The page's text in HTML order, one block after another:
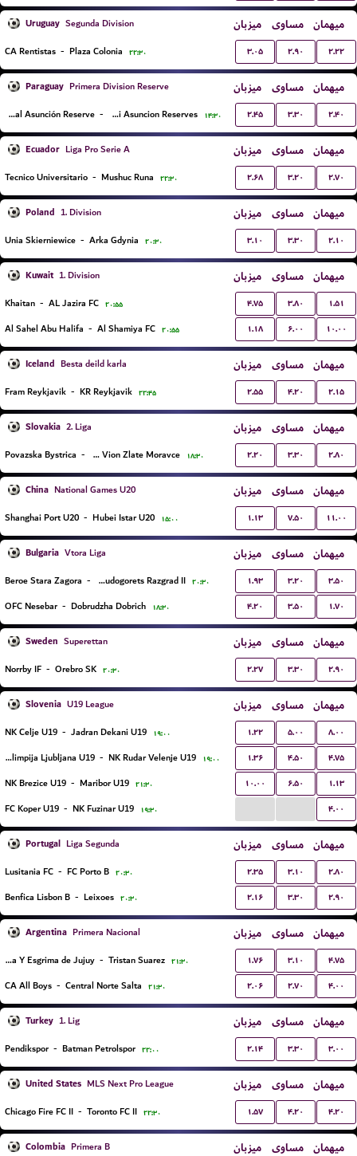
Uruguay Segunda Division میزبان مساوی میهمان
CA Rentistas - Plaza Colonia ۲۲:۳۰ ۳.۰۵ ۲.۹۰ ۲.۲۲
Paraguay Primera Division Reserve میزبان مساوی میهمان
Nacional Asunción Reserve - Club Guarani Asuncion Reserves ۱۴:۳۰ ۲.۴۵ ۳.۳۰ ۲.۴۰
Ecuador Liga Pro Serie A میزبان مساوی میهمان
Tecnico Universitario - Mushuc Runa ۲۲:۳۰ ۲.۶۸ ۳.۲۰ ۲.۷۰
Poland 1. Division میزبان مساوی میهمان
Unia Skierniewice - Arka Gdynia ۲۰:۳۰ ۳.۱۰ ۳.۳۰ ۲.۱۰
Kuwait 1. Division میزبان مساوی میهمان
Khaitan - AL Jazira FC ۲۰:۵۵ ۴.۷۵ ۳.۸۰ ۱.۵۱
Al Sahel Abu Halifa - Al Shamiya FC ۲۰:۵۵ ۱.۱۸ ۶.۰۰ ۱۰.۰۰
Iceland Besta deild karla میزبان مساوی میهمان
Fram Reykjavik - KR Reykjavik ۲۲:۴۵ ۲.۵۵ ۴.۲۰ ۲.۱۵
Slovakia 2. Liga میزبان مساوی میهمان
Povazska Bystrica - FC Vion Zlate Moravce ۱۸:۳۰ ۲.۲۰ ۳.۳۰ ۲.۸۰
China National Games U20 میزبان مساوی میهمان
Shanghai Port U20 - Hubei Istar U20 ۱۵:۰۰ ۱.۱۳ ۷.۵۰ ۱۱.۰۰
Bulgaria Vtora Liga میزبان مساوی میهمان
Beroe Stara Zagora - PFC Ludogorets Razgrad II ۲۰:۳۰ ۱.۹۳ ۳.۲۰ ۳.۵۰
OFC Nesebar - Dobrudzha Dobrich ۱۸:۳۰ ۴.۲۰ ۳.۵۰ ۱.۷۰
Sweden Superettan میزبان مساوی میهمان
Norrby IF - Orebro SK ۲۰:۳۰ ۲.۲۷ ۳.۳۰ ۲.۹۰
Slovenia U19 League میزبان مساوی میهمان
NK Celje U19 - Jadran Dekani U19 ۱۹:۰۰ ۱.۲۲ ۵.۰۰ ۸.۰۰
Olimpija Ljubljana U19 - NK Rudar Velenje U19 ۱۹:۰۰ ۱.۳۶ ۴.۵۰ ۴.۷۵
NK Brezice U19 - Maribor U19 ۲۱:۳۰ ۱۰.۰۰ ۶.۵۰ ۱.۱۳
FC Koper U19 - NK Fuzinar U19 ۱۹:۳۰ ۴.۰۰
Portugal Liga Segunda میزبان مساوی میهمان
Lusitania FC - FC Porto B ۲۰:۳۰ ۲.۳۵ ۳.۱۰ ۲.۸۰
Benfica Lisbon B - Leixoes ۲۰:۳۰ ۲.۱۶ ۳.۳۰ ۲.۹۰
Argentina Primera Nacional میزبان مساوی میهمان
Gimnasia Y Esgrima de Jujuy - Tristan Suarez ۲۱:۳۰ ۱.۷۶ ۳.۱۰ ۴.۷۵
CA All Boys - Central Norte Salta ۲۱:۳۰ ۲.۰۶ ۲.۷۰ ۴.۰۰
Turkey 1. Lig میزبان مساوی میهمان
Pendikspor - Batman Petrolspor ۲۲:۰۰ ۲.۱۴ ۳.۳۰ ۳.۰۰
United States MLS Next Pro League میزبان مساوی میهمان
Chicago Fire FC II - Toronto FC II ۲۲:۳۰ ۱.۵۷ ۴.۲۰ ۴.۲۰
Colombia Primera B میزبان مساوی میهمان